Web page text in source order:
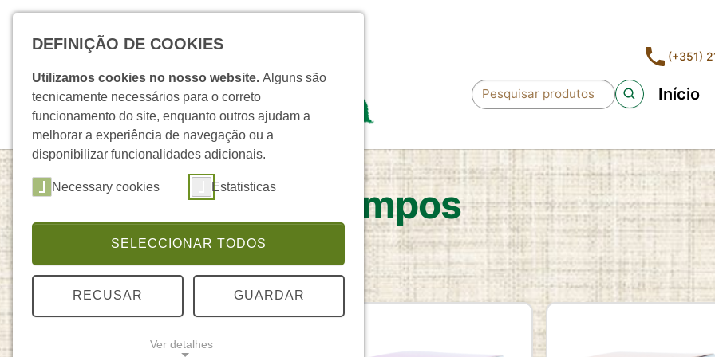
Skip to main navigation
Skip to main content
Skip to page footer
(+351)
Pesquisar Início
Produtos FJCampos
Página 1 de 1 ( 5produtos)
Filtros
DEFINIÇÃO DE COOKIES
Utilizamos cookies no nosso website. Alguns são
tecnicamente necessários para o correto
funcionamento do site, enquanto outros ajudam a
melhorar a experiência de navegação ou a
disponibilizar funcionalidades adicionais.
Necessary cookies Estatisticas
SELECCIONAR TODOS
RECUSAR GUARDAR
Ver detalhes